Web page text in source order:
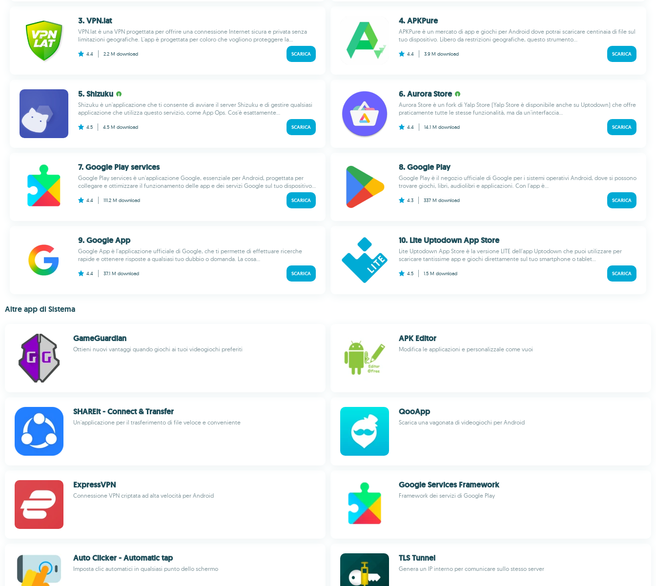
3. VPN.lat
VPN.lat è una VPN progettata per offrire una connessione Internet sicura e privata senza
limitazioni geografiche. L'app è progettata per coloro che vogliono proteggere la...
4.4 2.2 M download SCARICA
4. APKPure
APKPure è un mercato di app e giochi per Android dove potrai scaricare centinaia di file sul
tuo dispositivo. Libero da restrizioni geografiche, questo strumento...
4.4 3.9 M download SCARICA
5. Shizuku
Shizuku è un'applicazione che ti consente di avviare il server Shizuku e di gestire qualsiasi
applicazione che utilizza questo servizio, come App Ops. Cos'è esattamente...
4.5 4.5 M download SCARICA
6. Aurora Store
Aurora Store è un fork di Yalp Store (Yalp Store è disponibile anche su Uptodown) che offre
praticamente tutte le stesse funzionalità, ma da un'interfaccia...
4.4 14.1 M download SCARICA
7. Google Play services
Google Play services è un'applicazione Google, essenziale per Android, progettata per
collegare e ottimizzare il funzionamento delle app e dei servizi Google sul tuo dispositivo...
4.4 111.2 M download SCARICA
8. Google Play
Google Play è il negozio ufficiale di Google per i sistemi operativi Android, dove si possono
trovare giochi, libri, audiolibri e applicazioni. Con l'app è...
4.3 337 M download SCARICA
9. Google App
Google App è l'applicazione ufficiale di Google, che ti permette di effettuare ricerche
rapide e ottenere risposte a qualsiasi tuo dubbio o domanda. La cosa...
4.4 37.1 M download SCARICA
10. Lite Uptodown App Store
Lite Uptodown App Store è la versione LITE dell'app Uptodown che puoi utilizzare per
scaricare tantissime app e giochi direttamente sul tuo smartphone o tablet...
4.5 1.5 M download SCARICA
Altre app di Sistema
GameGuardian
Ottieni nuovi vantaggi quando giochi ai tuoi videogiochi preferiti
APK Editor
Modifica le applicazioni e personalizzale come vuoi
SHAREit - Connect & Transfer
Un'applicazione per il trasferimento di file veloce e conveniente
QooApp
Scarica una vagonata di videogiochi per Android
ExpressVPN
Connessione VPN criptata ad alta velocità per Android
Google Services Framework
Framework dei servizi di Google Play
Auto Clicker - Automatic tap
Imposta clic automatici in qualsiasi punto dello schermo
TLS Tunnel
Genera un IP interno per comunicare sullo stesso server